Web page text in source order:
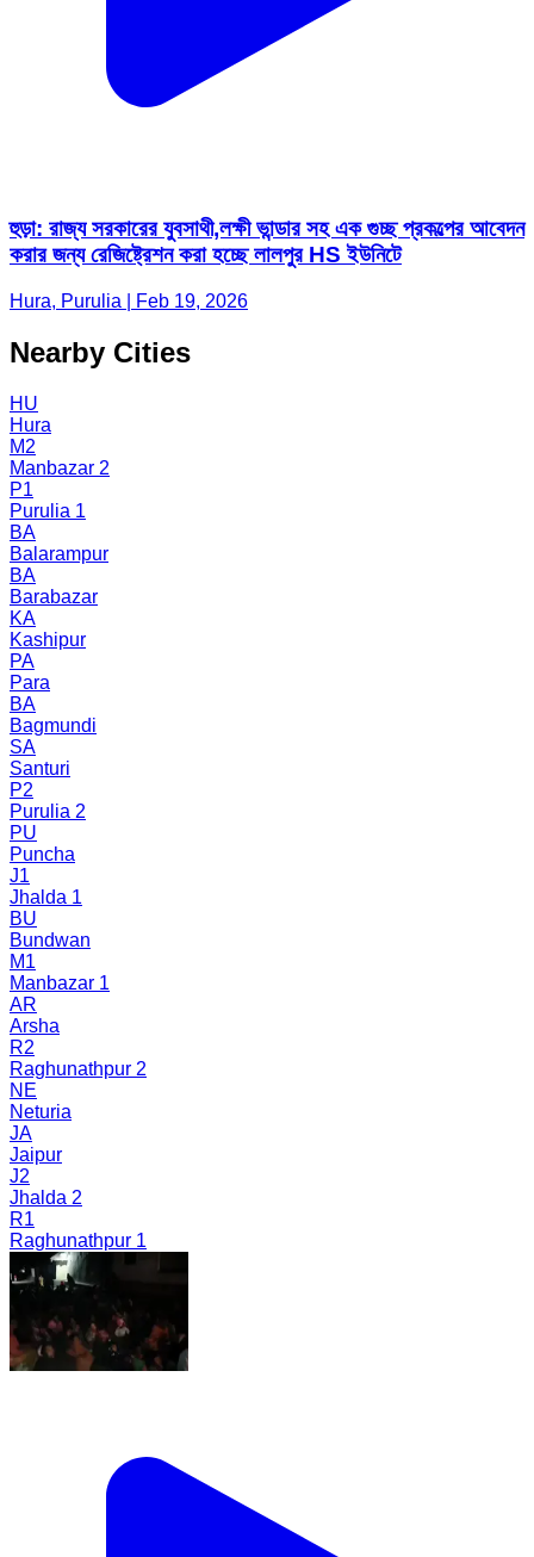
হুড়া: রাজ্য সরকারের যুবসাথী,লক্ষী ভান্ডার সহ এক গুচ্ছ প্রকল্পের আবেদন
করার জন্য রেজিষ্ট্রেশন করা হচ্ছে লালপুর HS ইউনিটে
Hura, Purulia | Feb 19, 2026
Nearby Cities
HU
Hura
M2
Manbazar 2
P1
Purulia 1
BA
Balarampur
BA
Barabazar
KA
Kashipur
PA
Para
BA
Bagmundi
SA
Santuri
P2
Purulia 2
PU
Puncha
J1
Jhalda 1
BU
Bundwan
M1
Manbazar 1
AR
Arsha
R2
Raghunathpur 2
NE
Neturia
JA
Jaipur
J2
Jhalda 2
R1
Raghunathpur 1